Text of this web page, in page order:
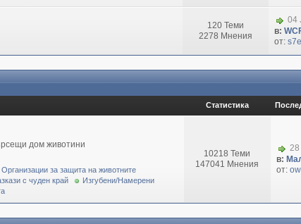
120 Теми
2278 Мнения
04
в:
от:
Статистика
дом животини
Организации за защита на животните
с чуден край
Изгубени/Намерени
10218 Теми
147041 Мнения
28
в:
от: owl